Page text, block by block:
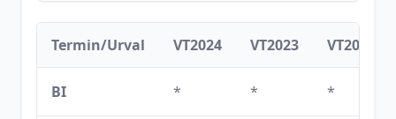
Termin/Urval VT2024 VT2023 VT2022
BI * * *